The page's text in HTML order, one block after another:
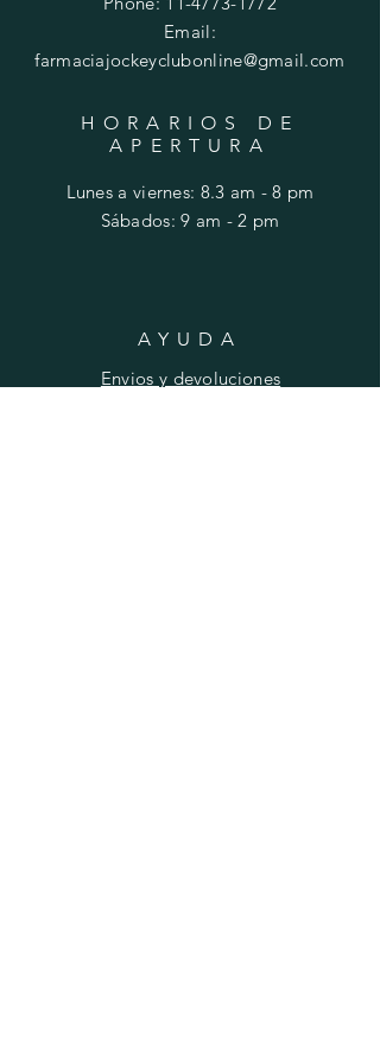
Email:
farmaciajockeyclubonline@gmail.com
HORARIOS DE
APERTURA
Lunes a viernes: 8.3 am - 8 pm
​​Sábados: 9 am - 2 pm
AYUDA
Envios y devoluciones